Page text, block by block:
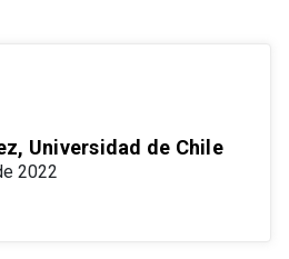
Universidad de Chile
2022